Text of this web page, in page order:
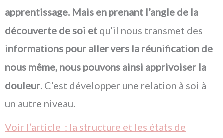
apprentissage. Mais en prenant l’angle de la
découverte de soi et qu’il nous transmet des
informations pour aller vers la réunification de
nous même, nous pouvons ainsi apprivoiser la
douleur . C’est développer une relation à soi à
un autre niveau.
Voir l’article : la structure et les états de